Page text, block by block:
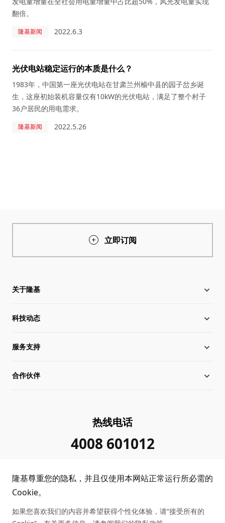
翻倍。
隆基新闻 2022.6.3
光伏电站稳定运行的本质是什么？
1983年，中国第一座光伏电站在甘肃兰州榆中县的园子岔乡诞
生，这座初始装机容量仅有10kW的光伏电站，满足了整个村子
36户居民的用电需求。
隆基新闻 2022.5.26
立即订阅
关于隆基
关于隆基
全球化布局
管理层信息
投诉举报
合规政策
科技动态
硅片价格
行业动态
服务支持
下载中心
客户问题反馈
收益计算
合作伙伴
协同创新合作
热线电话
4008 601012
隆基尊重您的隐私，并且仅使用本网站正常运行所必需的
Cookie。
如果您喜欢我们的内容并希望获得个性化体验，请“接受所有的